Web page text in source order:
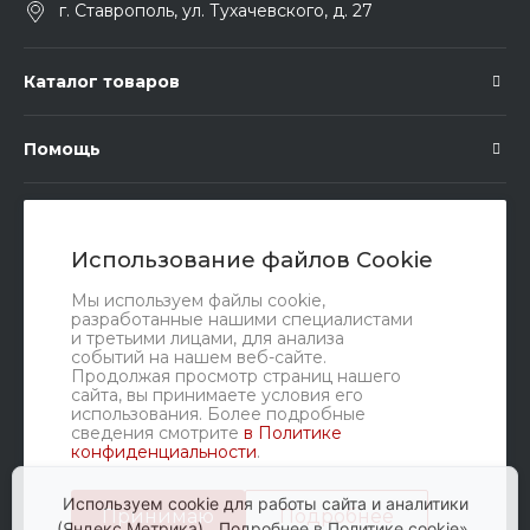
Использование файлов Cookie
Мы используем файлы cookie,
разработанные нашими специалистами
и третьими лицами, для анализа
событий на нашем веб-сайте.
Продолжая просмотр страниц нашего
сайта, вы принимаете условия его
использования. Более подробные
сведения смотрите в Политике
конфиденциальности.
Принимаю Подробнее
г. Ставрополь, ул. Тухачевского, д. 27
Каталог товаров
Помощь
Мы в соц. сетях
Используем cookie для работы сайта и аналитики